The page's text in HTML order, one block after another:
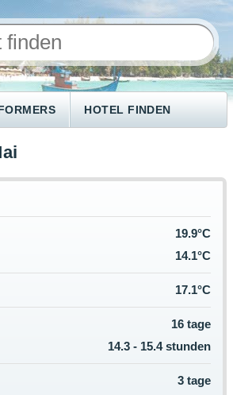
HOTEL FINDEN
19.9°C
14.1°C
17.1°C
16 tage
14.3 - 15.4 stunden
3 tage